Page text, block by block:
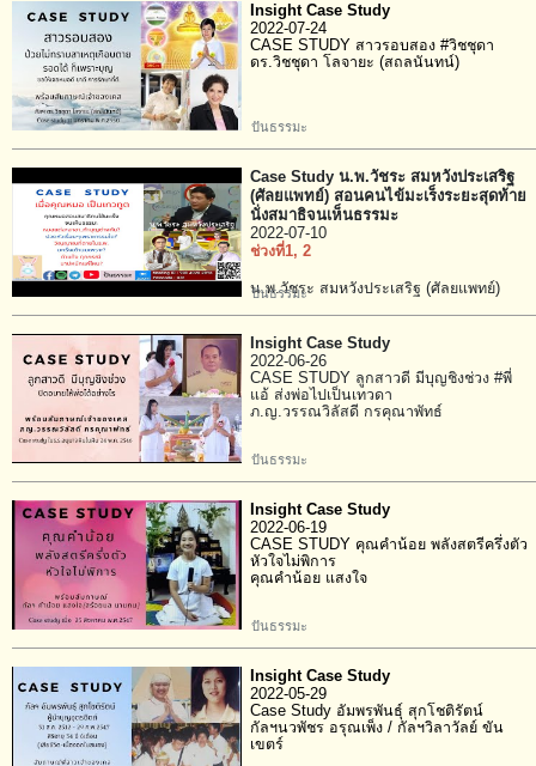
Insight Case Study
2022-07-24
CASE STUDY สาวรอบสอง #วิชชุดา
ดร.วิชชุดา โลจายะ (สถลนันทน์)
ปันธรรมะ
Case Study น.พ.วัชระ สมหวังประเสริฐ
(ศัลยแพทย์) สอนคนไข้มะเร็งระยะสุดท้าย
นั่งสมาธิจนเห็นธรรมะ
2022-07-10
ช่วงที่1, 2
น.พ.วัชระ สมหวังประเสริฐ (ศัลยแพทย์)
ปันธรรมะ
Insight Case Study
2022-06-26
CASE STUDY ลูกสาวดี มีบุญชิงช่วง #พี่
แอ้ ส่งพ่อไปเป็นเทวดา
ภ.ญ.วรรณวิลัสดี กรคุณาพัทธ์
ปันธรรมะ
Insight Case Study
2022-06-19
CASE STUDY คุณคำน้อย พลังสตรีครึ่งตัว
หัวใจไม่พิการ
คุณคำน้อย แสงใจ
ปันธรรมะ
Insight Case Study
2022-05-29
Case Study อัมพรพันธุ์ สุกโชติรัตน์
กัลฯนวพัชร อรุณเพ็ง / กัลฯวิลาวัลย์ ขัน
เขตร์